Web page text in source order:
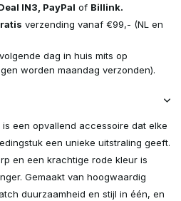
IN3, PayPal of Billink.
verzending vanaf €99,- (NL en
dag in huis mits op
worden maandag verzonden).
is een opvallend accessoire dat elke
een unieke uitstraling geeft.
en een krachtige rode kleur is
Gemaakt van hoogwaardig
duurzaamheid en stijl in één, en